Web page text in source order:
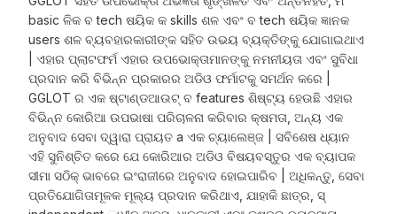
basic ଳିକ ବ tech ଷୟିକ କ skills ଶଳ ଏବଂ ବ tech ଷୟିକ ଜ୍ଞାନକ
users ଶଳ ବ୍ୟବହାରକାରୀଙ୍କ ସହିତ ଉଭୟ ବ୍ୟକ୍ତିଙ୍କୁ ଯୋଗାଇଥାଏ
| ଏହାର ପ୍ଲାଟଫର୍ମ ଏହାର ଉପଭୋକ୍ତାମାନଙ୍କୁ ନମନୀୟତା ଏବଂ ସୁବିଧା
ପ୍ରଦାନ କରି ବିଭିନ୍ନ ପ୍ରକାରର ଅଡିଓ ଫର୍ମାଟକୁ ସମର୍ଥନ କରେ |
GGLOT ର ଏକ ଷ୍ଟାଣ୍ଡଆଉଟ୍ ବ features ଶିଷ୍ଟ୍ୟ ହେଉଛି ଏହାର
ବିଭିନ୍ନ କୋରିଆ ଉପଭାଷା ପରିଚାଳନା କରିବାର କ୍ଷମତା, ଅନ୍ୟ ଏକ
ଅନୁବାଦ ସେବା ଦ୍ୱାରା ପ୍ରାୟତ a ଏକ ଚ୍ୟାଲେଞ୍ଜ | ସବିଶେଷ ଧ୍ୟାନ
ଏହି ସୁନିଶ୍ଚିତ କରେ ଯେ କୋରିଆର ଅଡିଓ ବିଷୟବସ୍ତୁର ଏକ ବ୍ୟାପକ
ସୀମା ସଠିକ୍ ଭାବରେ ଇଂରାଜୀରେ ଅନୁବାଦ ହୋଇପାରିବ | ଅଧିକନ୍ତୁ, ସେବା
ପ୍ରତିଯୋଗିତାମୂଳକ ମୂଲ୍ୟ ପ୍ରଦାନ କରିଥାଏ, ଯାହାକି ଛାତ୍ର, ସ୍